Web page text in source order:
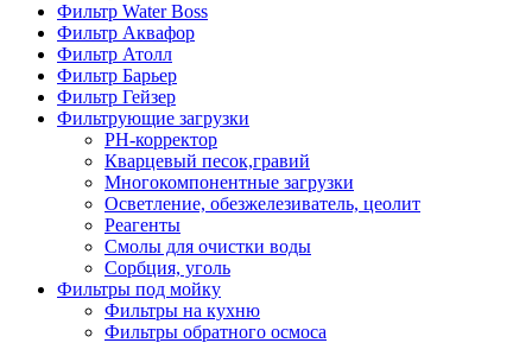
Фильтр Water Boss
Фильтр Аквафор
Фильтр Атолл
Фильтр Барьер
Фильтр Гейзер
Фильтрующие загрузки
PH-корректор
Кварцевый песок,гравий
Многокомпонентные загрузки
Осветление, обезжелезиватель, цеолит
Реагенты
Смолы для очистки воды
Сорбция, уголь
Фильтры под мойку
Фильтры на кухню
Фильтры обратного осмоса